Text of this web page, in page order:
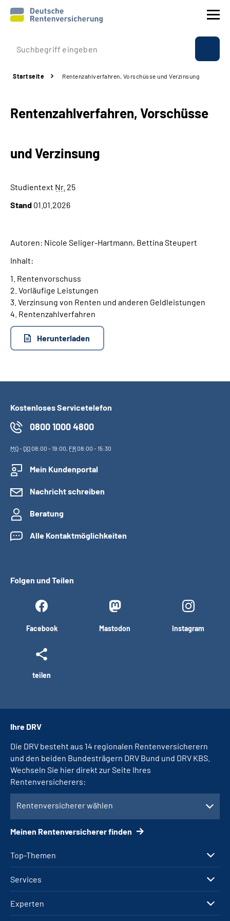
Prävention
Rente
Language
Inhalte in Gebärdensprache (DGS)
Leichte Sprache
Mein Kundenportal
Startseite Rentenzahlverfahren, Vorschüsse und Verzinsung
Rentenzahlverfahren, Vorschüsse
und Verzinsung
Studientext Nr. 25
Stand 01.01.2026
Autoren: Nicole Seliger-Hartmann, Bettina Steupert
Inhalt:
1. Rentenvorschuss
2. Vorläufige Leistungen
3. Verzinsung von Renten und anderen Geldleistungen
4. Rentenzahlverfahren
Herunterladen
Kostenloses Servicetelefon
0800 1000 4800
MO- DO08:00 - 19:00, FR08:00 - 15:30
Mein Kundenportal
Nachricht schreiben
Beratung
Alle Kontaktmöglichkeiten
Folgen und Teilen
Facebook Mastodon Instagram
teilen
Top-Themen
Services
Experten
Ihre DRV
Die DRV besteht aus 14 regionalen Rentenversicherern
und den beiden Bundesträgern DRV Bund und DRV KBS.
Wechseln Sie hier direkt zur Seite Ihres
Rentenversicherers:
Rentenversicherer wählen
Meinen Rentenversicherer finden